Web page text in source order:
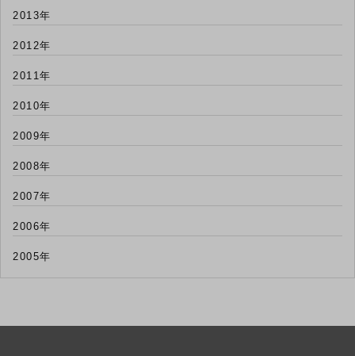
2013年
2012年
2011年
2010年
2009年
2008年
2007年
2006年
2005年